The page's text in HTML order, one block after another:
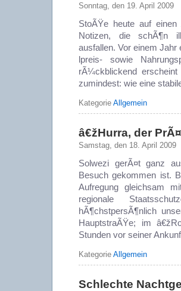
Sonntag, den 19. April 2009
StoÃŸe heute auf
Notizen, die schÃ¶n
ausfallen. Vor einem Jahr
lpreis- sowie
rÃ¼ckblickend
zumindest: wie eine
Kategorie Allgemein
â€žHurra, der
Samstag, den 18. April 2009
Solwezi gerÃ¤t ganz
Besuch gekommen ist.
Aufregung gleichsam
regionale
hÃ¶chstpersÃ¶nlich
HauptstraÃŸe; im
Stunden vor seiner
Kategorie Allgemein
Schlechte